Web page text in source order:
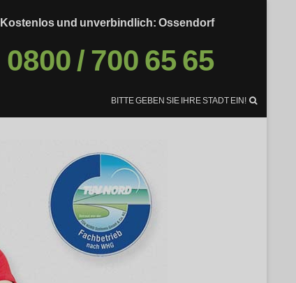
Kostenlos und unverbindlich: Ossendorf
0800 / 700 65 65
BITTE GEBEN SIE IHRE STADT EIN!